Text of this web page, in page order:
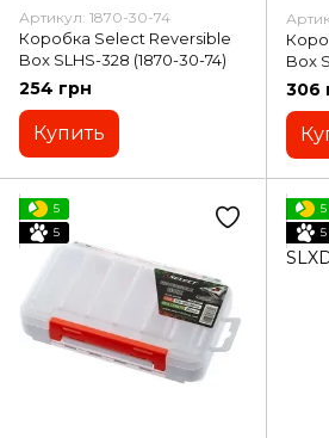
Артикул: 1870-30-74
Коробка Select Reversible
Box SLHS-328 (1870-30-74)
254 грн
Купить
Box
306
5
5
5
5